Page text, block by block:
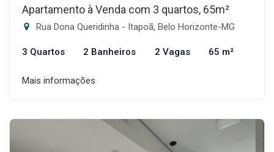
Apartamento à Venda com 3 quartos, 65m²
Rua Dona Queridinha - Itapoã, Belo Horizonte-MG
3 Quartos 2 Banheiros 2 Vagas 65 m²
Mais informações